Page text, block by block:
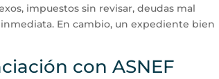
impuestos sin revisar, deudas mal
En cambio, un expediente bien
con ASNEF